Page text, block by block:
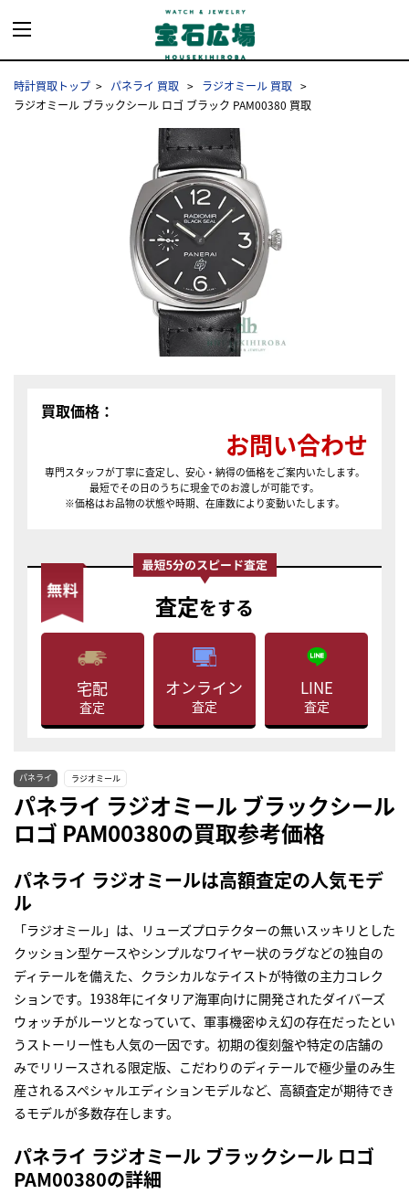
時計買取トップ パネライ 買取
ラジオミール 買取
ラジオミール ブラックシール ロゴ ブラック PAM00380 買取
買取価格：
お問い合わせ
専門スタッフが丁寧に査定し、安心・納得の価格をご案内いたします。
最短でその日のうちに現金でのお渡しが可能です。
※価格はお品物の状態や時期、在庫数により変動いたします。
査定をする
宅配
査定
オンライン
査定
LINE
査定
パネライ ラジオミール
パネライ ラジオミール ブラックシール
ロゴ PAM00380の買取参考価格
パネライ ラジオミールは高額査定の人気モデ
ル
「ラジオミール」は、リューズプロテクターの無いスッキリとした
クッション型ケースやシンプルなワイヤー状のラグなどの独自の
ディテールを備えた、クラシカルなテイストが特徴の主力コレク
ションです。1938年にイタリア海軍向けに開発されたダイバーズ
ウォッチがルーツとなっていて、軍事機密ゆえ幻の存在だったとい
うストーリー性も人気の一因です。初期の復刻盤や特定の店舗の
みでリリースされる限定版、こだわりのディテールで極少量のみ生
産されるスペシャルエディションモデルなど、高額査定が期待でき
るモデルが多数存在します。
パネライ ラジオミール ブラックシール ロゴ
PAM00380の詳細